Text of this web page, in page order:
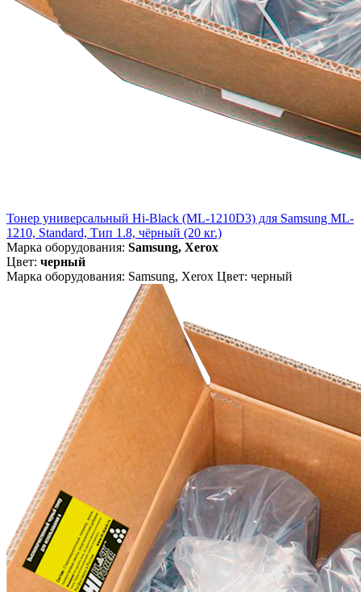
Тонер универсальный Hi-Black (ML-1210D3) для Samsung ML-
1210, Standard, Тип 1.8, чёрный (20 кг.)
Марка оборудования: Samsung, Xerox
Цвет: черный
Марка оборудования: Samsung, Xerox Цвет: черный